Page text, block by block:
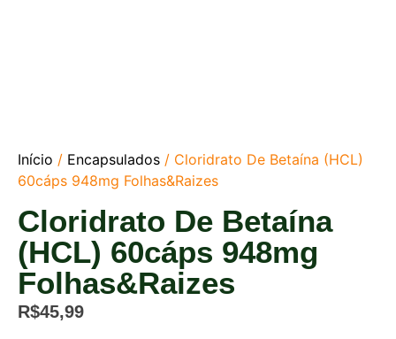
Início / Encapsulados / Cloridrato De Betaína (HCL)
60cáps 948mg Folhas&Raizes
Cloridrato De Betaína
(HCL) 60cáps 948mg
Folhas&Raizes
R$45,99